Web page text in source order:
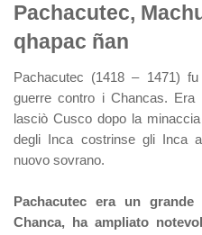
Pachacutec,
qhapac ñan
Pachacutec (1418 – 1471)
guerre contro i Chancas.
lasciò Cusco dopo la
degli Inca costrinse gli Inca
nuovo sovrano.
Pachacutec era un
Chanca, ha ampliato